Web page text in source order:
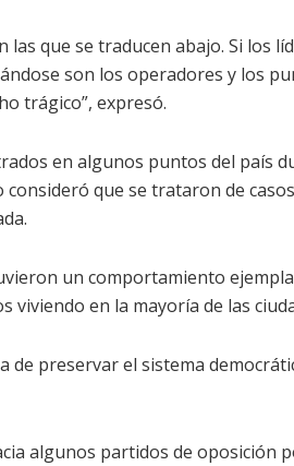
las que se traducen abajo. Si los
son los operadores y los
trágico”, expresó.
en algunos puntos del país
que se trataron de
un comportamiento
viviendo en la mayoría de las
de preservar el sistema
algunos partidos de oposición